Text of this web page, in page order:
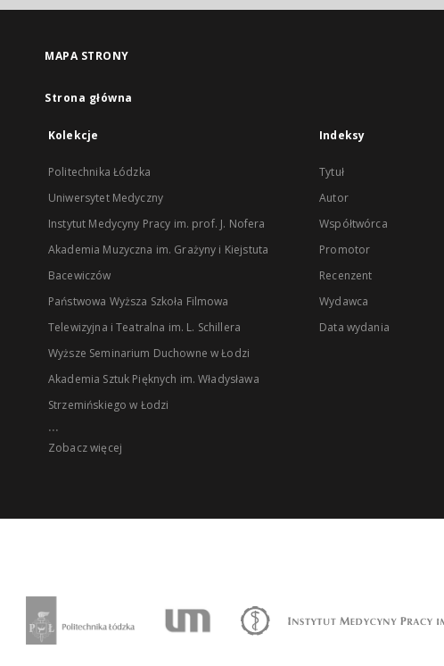
MAPA STRONY
Strona główna
Kolekcje
Politechnika Łódzka
Uniwersytet Medyczny
Instytut Medycyny Pracy im. prof. J. Nofera
Akademia Muzyczna im. Grażyny i Kiejstuta
Bacewiczów
Państwowa Wyższa Szkoła Filmowa
Telewizyjna i Teatralna im. L. Schillera
Wyższe Seminarium Duchowne w Łodzi
Akademia Sztuk Pięknych im. Władysława
Strzemińskiego w Łodzi
...
Zobacz więcej
Indeksy
Tytuł
Autor
Współtwórca
Promotor
Recenzent
Wydawca
Data wydania